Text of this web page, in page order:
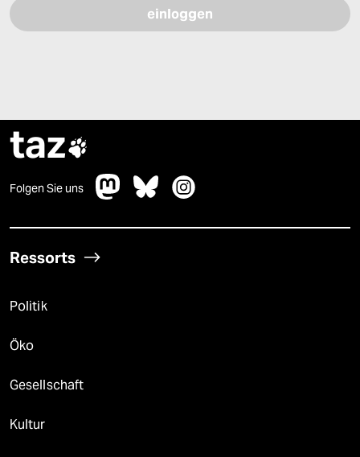
taz
Folgen Sie uns
Ressorts
Politik
Öko
Gesellschaft
Kultur